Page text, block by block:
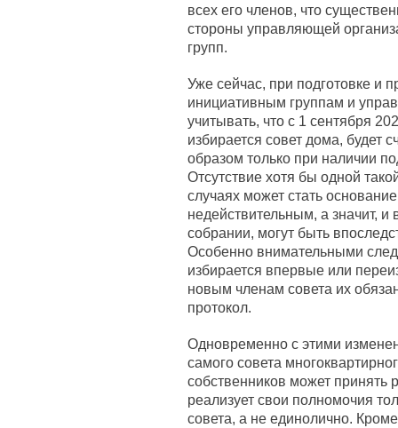
всех его членов, что
стороны управляющей
групп.
Уже сейчас, при подготовке и
инициативным группам и
учитывать, что с 1 сентября
избирается совет дома,
образом только при наличии
Отсутствие хотя бы одной
случаях может стать
недействительным, а значит,
собрании, могут быть
Особенно внимательными
избирается впервые или
новым членам совета их
протокол.
Одновременно с этими
самого совета
собственников может принять
реализует свои полномочия
совета, а не единолично.